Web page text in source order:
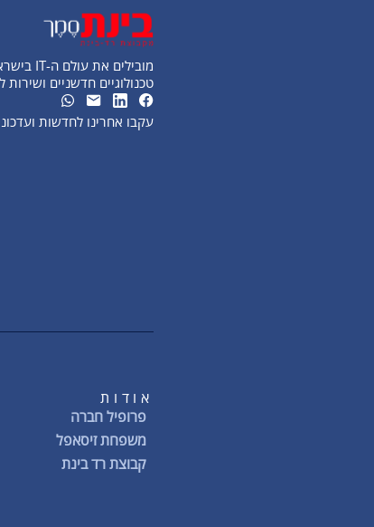
מובילים את עולם ה-IT בישראל עם פתרונות
טכנולוגיים חדשניים
עקבו אחרינו לחדשות
אודות
פרופיל חברה
משפחת זיסאפל
קבוצת רד בינת